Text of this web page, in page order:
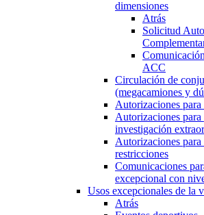
dimensiones
Atrás
Solicitud
ACC
Circulación de
(megacamiones y
Autorizaciones
Autorizaciones para
investigación
Autorizaciones
restricciones
Comunicaciones
excepcional con
Usos excepcionales de la
Atrás